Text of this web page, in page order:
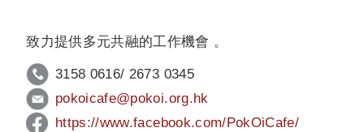
致力提供多元共融的工作機會 。
3158 0616/ 2673 0345
pokoicafe@pokoi.org.hk
https://www.facebook.com/PokOiCafe/